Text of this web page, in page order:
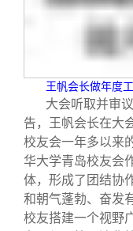
王帆会长做年度
大会听取并审
告，王帆会长在大
校友会一年多以来
华大学青岛校友会
体，形成了团结协
和朝气蓬勃、奋发
校友搭建一个视野